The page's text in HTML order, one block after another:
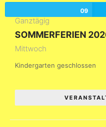
09
Ganztägig
SOMMERFERIEN
Mittwoch
Kindergarten geschlossen